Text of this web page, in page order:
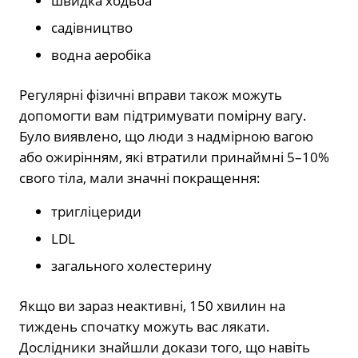
садівництво
водна аеробіка
Регулярні фізичні вправи також можуть
допомогти вам підтримувати помірну вагу.
Було виявлено, що люди з надмірною вагою
або ожирінням, які втратили принаймні 5–10%
свого тіла, мали значні покращення:
тригліцериди
LDL
загального холестерину
Якщо ви зараз неактивні, 150 хвилин на
тиждень спочатку можуть вас лякати.
Дослідники знайшли докази того, що навіть